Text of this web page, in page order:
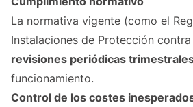
La normativa vigente (como el
Instalaciones de Protección
revisiones periódicas
funcionamiento.
Control de los costes